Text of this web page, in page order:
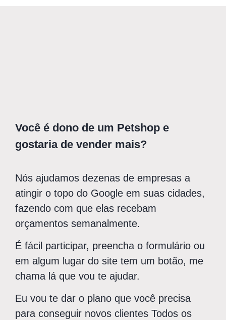
Você é dono de um Petshop e
gostaria de vender mais?
Nós ajudamos dezenas de empresas a
atingir o topo do Google em suas cidades,
fazendo com que elas recebam
orçamentos semanalmente.
É fácil participar, preencha o formulário ou
em algum lugar do site tem um botão, me
chama lá que vou te ajudar.
Eu vou te dar o plano que você precisa
para conseguir novos clientes Todos os